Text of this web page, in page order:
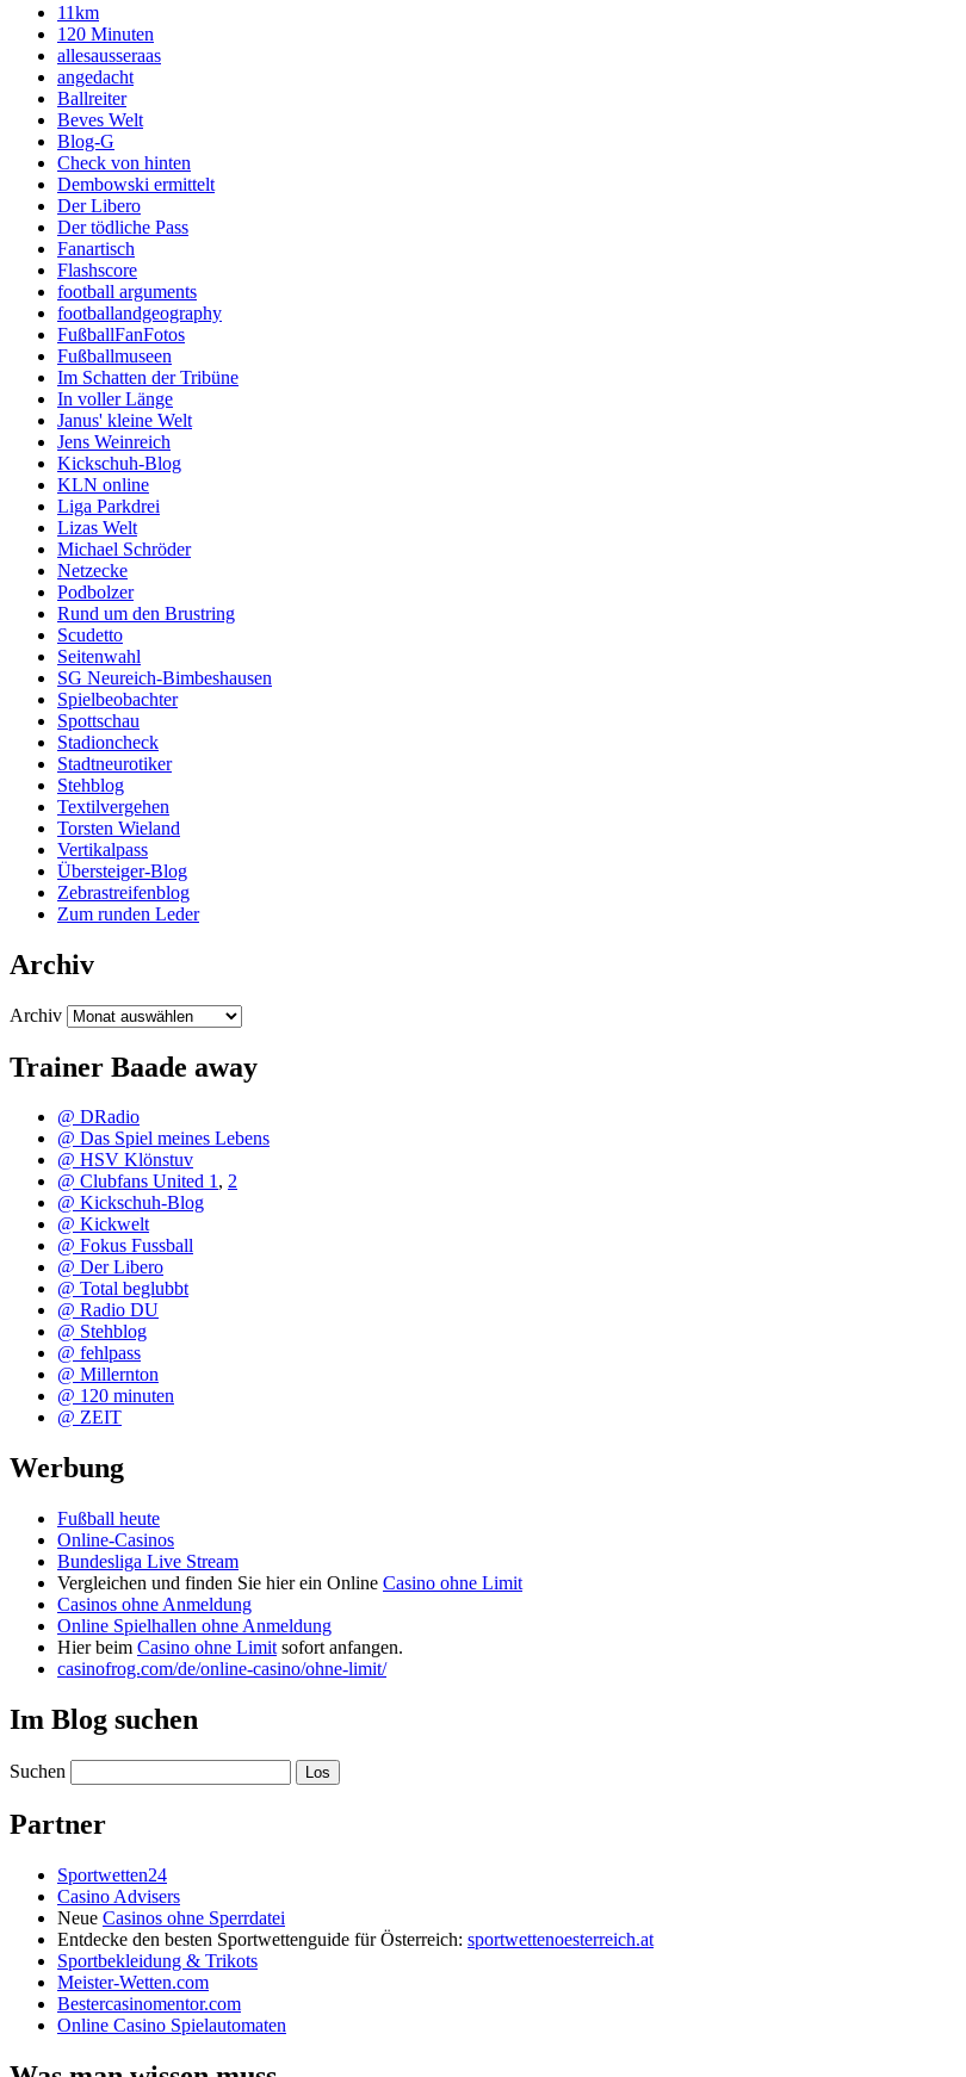
11km
120 Minuten
allesausseraas
angedacht
Ballreiter
Beves Welt
Blog-G
Check von hinten
Dembowski ermittelt
Der Libero
Der tödliche Pass
Fanartisch
Flashscore
football arguments
footballandgeography
FußballFanFotos
Fußballmuseen
Im Schatten der Tribüne
In voller Länge
Janus' kleine Welt
Jens Weinreich
Kickschuh-Blog
KLN online
Liga Parkdrei
Lizas Welt
Michael Schröder
Netzecke
Podbolzer
Rund um den Brustring
Scudetto
Seitenwahl
SG Neureich-Bimbeshausen
Spielbeobachter
Spottschau
Stadioncheck
Stadtneurotiker
Stehblog
Textilvergehen
Torsten Wieland
Vertikalpass
Übersteiger-Blog
Zebrastreifenblog
Zum runden Leder
Archiv
Archiv
Trainer Baade away
@ DRadio
@ Das Spiel meines Lebens
@ HSV Klönstuv
@ Clubfans United 1, 2
@ Kickschuh-Blog
@ Kickwelt
@ Fokus Fussball
@ Der Libero
@ Total beglubbt
@ Radio DU
@ Stehblog
@ fehlpass
@ Millernton
@ 120 minuten
@ ZEIT
Werbung
Fußball heute
Online-Casinos
Bundesliga Live Stream
Vergleichen und finden Sie hier ein Online Casino ohne Limit
Casinos ohne Anmeldung
Online Spielhallen ohne Anmeldung
Hier beim Casino ohne Limit sofort anfangen.
casinofrog.com/de/online-casino/ohne-limit/
Im Blog suchen
Suchen
Partner
Sportwetten24
Casino Advisers
Neue Casinos ohne Sperrdatei
Entdecke den besten Sportwettenguide für Österreich: sportwettenoesterreich.at
Sportbekleidung & Trikots
Meister-Wetten.com
Bestercasinomentor.com
Online Casino Spielautomaten